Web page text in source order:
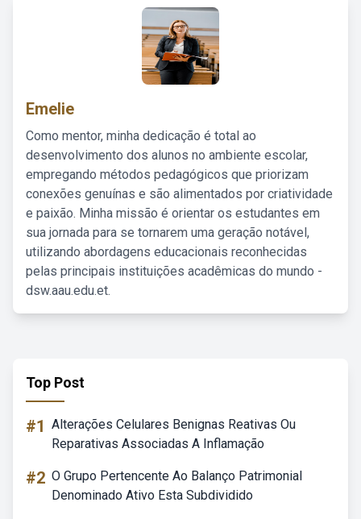
Emelie
Como mentor, minha dedicação é total ao
desenvolvimento dos alunos no ambiente escolar,
empregando métodos pedagógicos que priorizam
conexões genuínas e são alimentados por criatividade
e paixão. Minha missão é orientar os estudantes em
sua jornada para se tornarem uma geração notável,
utilizando abordagens educacionais reconhecidas
pelas principais instituições acadêmicas do mundo -
dsw.aau.edu.et.
Top Post
#1 Alterações Celulares Benignas Reativas Ou
Reparativas Associadas A Inflamação
#2 O Grupo Pertencente Ao Balanço Patrimonial
Denominado Ativo Esta Subdividido